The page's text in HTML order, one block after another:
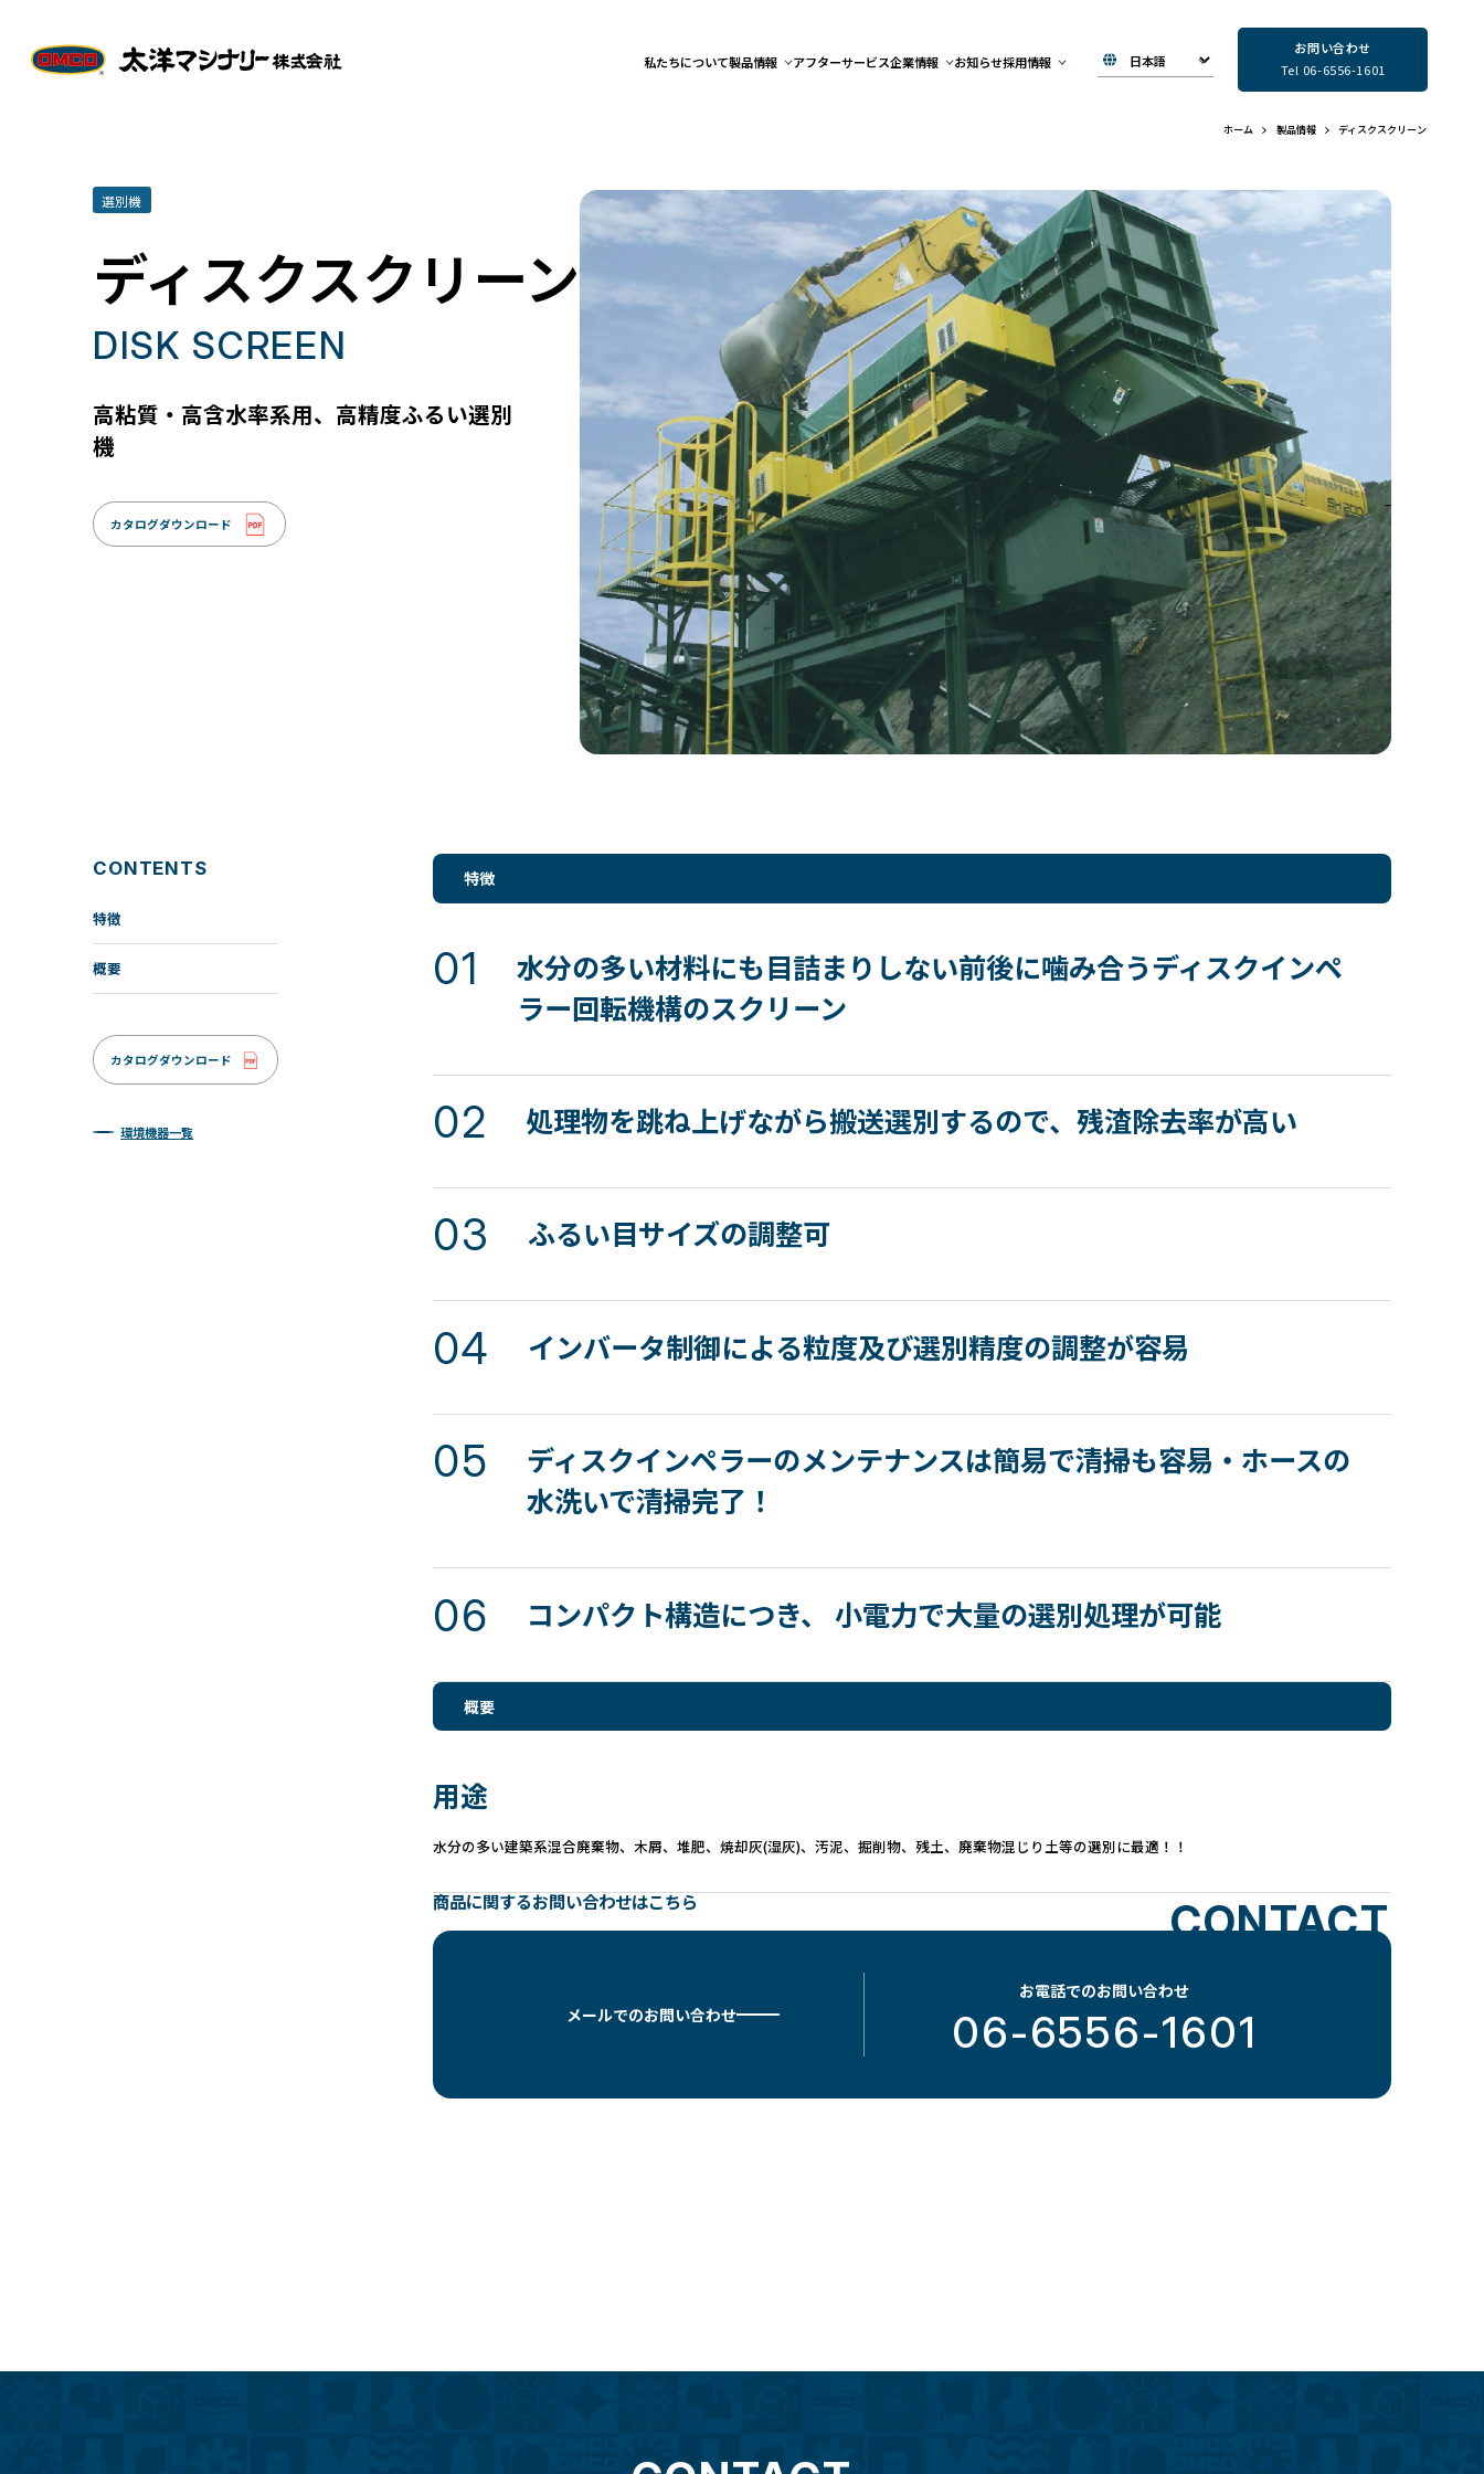
お問い合わせ
Tel 06-6556-1601
私たちについて製品情報 アフターサービス企業情報 お知らせ採用情報
ホーム 製品情報 ディスクスクリーン
選別機
ディスクスクリーン
DISK SCREEN
高粘質・高含水率系用、高精度ふるい選別
機
カタログダウンロード
CONTENTS
特徴
概要
カタログダウンロード
環境機器一覧
特徴
水分の多い材料にも目詰まりしない前後に噛み合うディスクインペ
ラー回転機構のスクリーン
処理物を跳ね上げながら搬送選別するので、残渣除去率が高い
ふるい目サイズの調整可
インバータ制御による粒度及び選別精度の調整が容易
ディスクインペラーのメンテナンスは簡易で清掃も容易・ホースの
水洗いで清掃完了！
コンパクト構造につき、 小電力で大量の選別処理が可能
概要
用途
水分の多い建築系混合廃棄物、木屑、堆肥、焼却灰(湿灰)、汚泥、掘削物、残土、廃棄物混じり土等の選別に最適！！
商品に関するお問い合わせはこちら CONTACT
メールでのお問い合わせ
お電話でのお問い合わせ
06-6556-1601